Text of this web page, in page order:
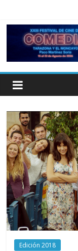
Edición 2018